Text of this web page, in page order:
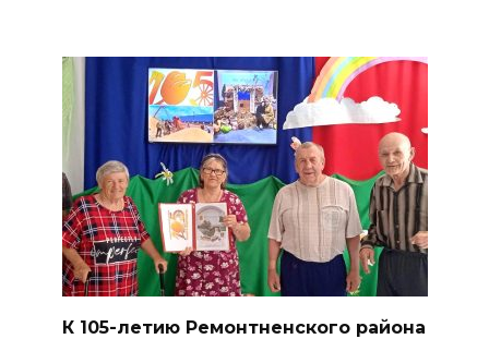
К 105-летию Ремонтненского района